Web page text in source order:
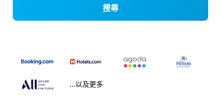
搜尋
...以及更多